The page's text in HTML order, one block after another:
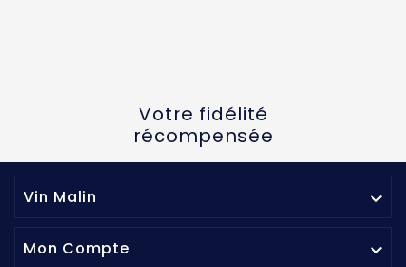
Votre fidélité
récompensée
Vin Malin 
Mon Compte 